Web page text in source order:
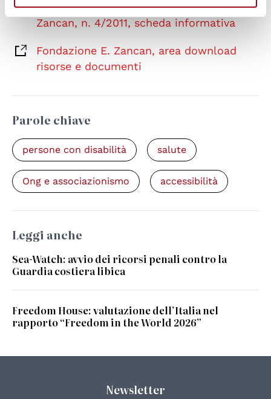
Fondazione E. Zancan, rivista Studi
Zancan, n. 4/2011, scheda informativa
Fondazione E. Zancan, area download
risorse e documenti
Parole chiave
persone con disabilità salute
Ong e associazionismo accessibilità
Leggi anche
Sea-Watch: avvio dei ricorsi penali contro la
Guardia costiera libica
Freedom House: valutazione dell’Italia nel
rapporto “Freedom in the World 2026”
Newsletter